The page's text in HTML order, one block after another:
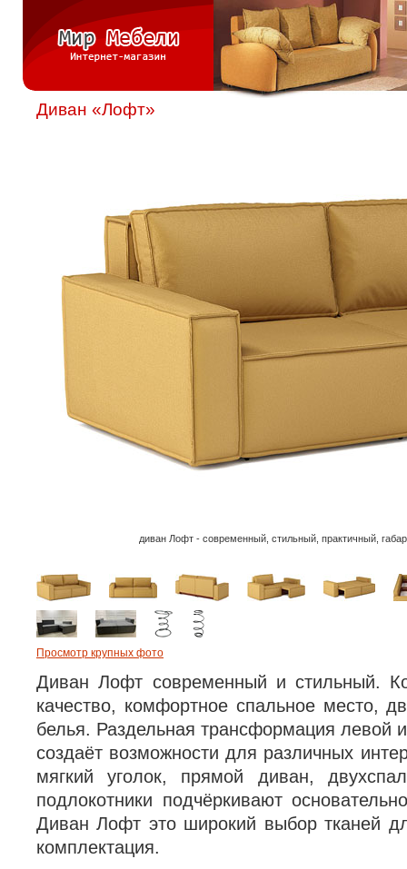
Диван «Лофт»
диван Лофт - современный, стильный, практичный,
Просмотр крупных фото
Диван Лофт современный и стильный.
качество, комфортное спальное место,
белья. Раздельная трансформация левой
создаёт возможности для различных
мягкий уголок, прямой диван,
подлокотники подчёркивают
Диван Лофт это широкий выбор тканей
комплектация.